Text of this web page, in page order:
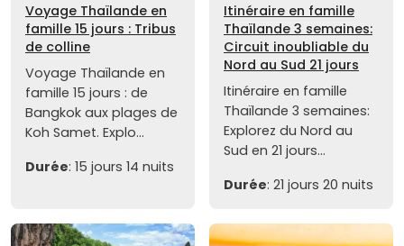
Voyage Thaïlande en
famille 15 jours : Tribus
de colline
Voyage Thaïlande en
famille 15 jours : de
Bangkok aux plages de
Koh Samet. Explo...
Durée: 15 jours 14 nuits
Itinéraire en famille
Thaïlande 3 semaines:
Circuit inoubliable du
Nord au Sud 21 jours
Itinéraire en famille
Thaïlande 3 semaines:
Explorez du Nord au
Sud en 21 jours...
Durée: 21 jours 20 nuits